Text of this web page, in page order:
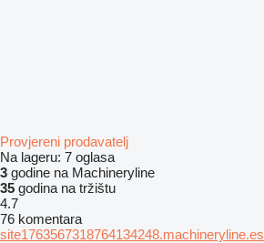
Provjereni prodavatelj
Na lageru: 7 oglasa
3 godine na Machineryline
35 godina na tržištu
4.7
76 komentara
site1763567318764134248.machineryline.es